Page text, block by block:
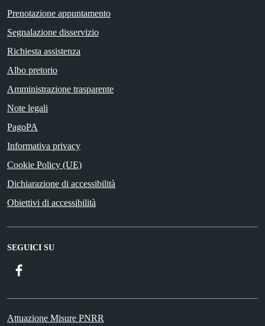
Prenotazione appuntamento
Segnalazione disservizio
Richiesta assistenza
Albo pretorio
Amministrazione trasparente
Note legali
PagoPA
Informativa privacy
Cookie Policy (UE)
Dichiarazione di accessibilità
Obiettivi di accessibilità
SEGUICI SU
Attuazione Misure PNRR